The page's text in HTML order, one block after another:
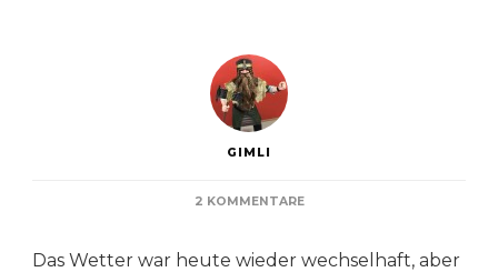
GIMLI
2 KOMMENTAREZU
AUF
Das Wetter war heute wieder wechselhaft, aber